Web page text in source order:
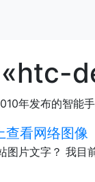
年发布的智能
看网络图像
片文字？ 我